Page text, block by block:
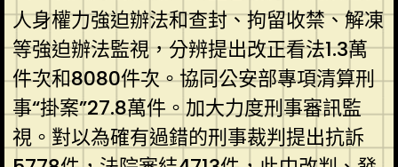
人身權力強迫辦法和查封、拘留收禁、解凍
等強迫辦法監視，分辨提出改正看法1.3萬
件次和8080件次。協同公安部專項清算刑
事“掛案”27.8萬件。加大力度刑事審訊監
視。對以為確有過錯的刑事裁判提出抗訴